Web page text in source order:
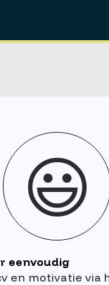
😃
eenvoudig
en motivatie via